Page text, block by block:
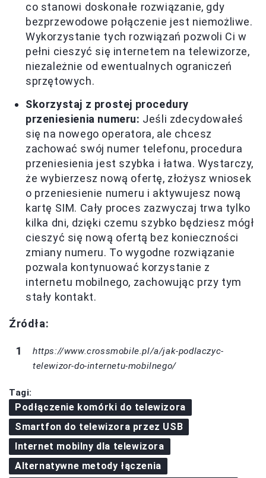
co stanowi doskonałe rozwiązanie, gdy
bezprzewodowe połączenie jest niemożliwe.
Wykorzystanie tych rozwiązań pozwoli Ci w
pełni cieszyć się internetem na telewizorze,
niezależnie od ewentualnych ograniczeń
sprzętowych.
Skorzystaj z prostej procedury
przeniesienia numeru: Jeśli zdecydowałeś
się na nowego operatora, ale chcesz
zachować swój numer telefonu, procedura
przeniesienia jest szybka i łatwa. Wystarczy,
że wybierzesz nową ofertę, złożysz wniosek
o przeniesienie numeru i aktywujesz nową
kartę SIM. Cały proces zazwyczaj trwa tylko
kilka dni, dzięki czemu szybko będziesz mógł
cieszyć się nową ofertą bez konieczności
zmiany numeru. To wygodne rozwiązanie
pozwala kontynuować korzystanie z
internetu mobilnego, zachowując przy tym
stały kontakt.
Źródła:
https://www.crossmobile.pl/a/jak-podlaczyc-
telewizor-do-internetu-mobilnego/
Tagi:
Podłączenie komórki do telewizora
Smartfon do telewizora przez USB
Internet mobilny dla telewizora
Alternatywne metody łączenia